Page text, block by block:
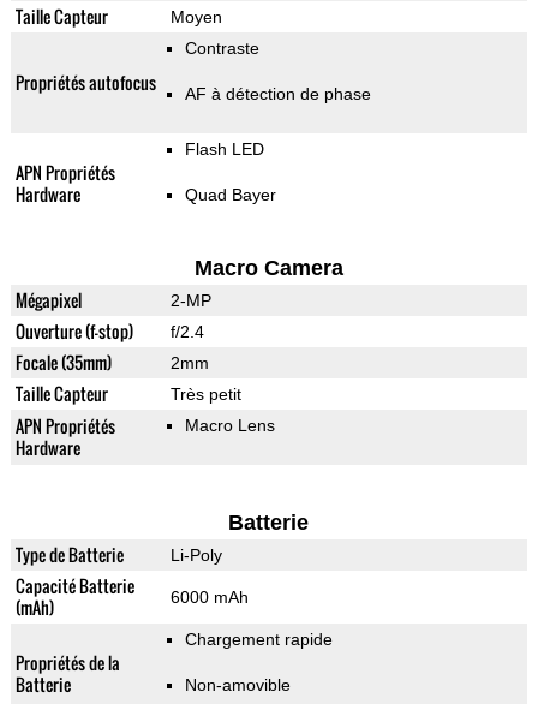
Taille Capteur Moyen
Propriétés autofocus
Contraste
AF à détection de phase
APN Propriétés
Hardware
Flash LED
Quad Bayer
Macro Camera
Mégapixel 2-MP
Ouverture (f-stop) f/2.4
Focale (35mm) 2mm
Taille Capteur Très petit
APN Propriétés
Hardware
Macro Lens
Batterie
Type de Batterie Li-Poly
Capacité Batterie
(mAh)
6000 mAh
Propriétés de la
Batterie
Chargement rapide
Non-amovible